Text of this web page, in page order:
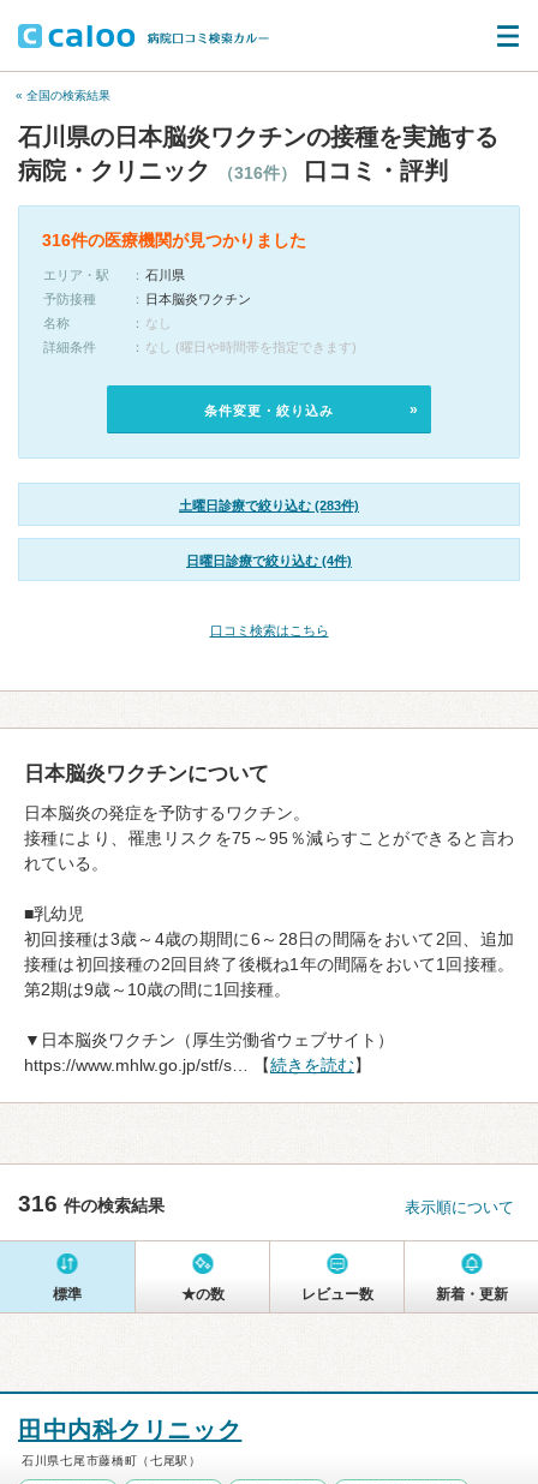
« 全国の検索結果
石川県の日本脳炎ワクチンの接種を実施する
病院・クリニック
（316件） 口コミ・評判
316件の医療機関が見つかりました
エリア・駅
石川県
予防接種
日本脳炎ワクチン
名称
なし
詳細条件
なし (曜日や時間帯を指定できます)
条件変更・絞り込み
土曜日診療で絞り込む (283件)
日曜日診療で絞り込む (4件)
口コミ検索はこちら
日本脳炎ワクチンについて
日本脳炎の発症を予防するワクチン。
接種により、罹患リスクを75～95％減らすことができると言わ
れている。
■乳幼児
初回接種は3歳～4歳の期間に6～28日の間隔をおいて2回、追加
接種は初回接種の2回目終了後概ね1年の間隔をおいて1回接種。
第2期は9歳～10歳の間に1回接種。
▼日本脳炎ワクチン（厚生労働省ウェブサイト）
https://www.mhlw.go.jp/stf/s… 【続きを読む】
316 件の検索結果 表示順について
標準 ★の数 レビュー数 新着・更新
田中内科クリニック
石川県七尾市藤橋町（七尾駅）